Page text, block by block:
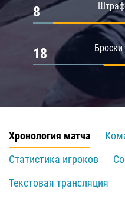
8
18
Хронология матча
Статистика игроков
Текстовая трансляция